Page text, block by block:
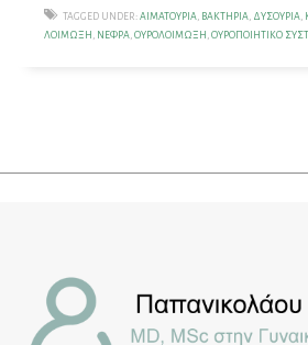
TAGGED UNDER: ΑΙΜΑΤΟΥΡΊΑ, ΒΑΚΤΉΡΙΑ, ΔΥΣΟΥΡΊΑ,
ΛΟΊΜΩΞΗ , ΝΕΦΡΆ, ΟΥΡΟΛΟΊΜΩΞΗ , ΟΥΡΟΠΟΙΗΤΙΚΌ